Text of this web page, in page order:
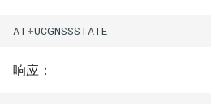
AT+UCGNSSSTATE
响应：